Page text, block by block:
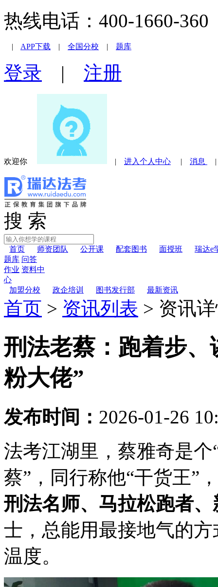
热线电话：400-1660-
| APP下载 | 全国分校 | 题库
登录 | 注册
欢迎你 | 进入个人中心 | 消息
搜 索
首页 师资团队 公开课 配套图书 面授班
瑞达e
题库 问答
作业 资料中
心
加盟分校
政企培训 图书发行部 最新资讯
首页 > 资讯列表 > 资讯
刑法老蔡：跑着步
粉大佬”
发布时间： 2026-01-26
法考江湖里，蔡雅奇是
蔡”，同行称他“干货王”
刑法名师、马拉松跑者
士，总能用最接地气的
温度。